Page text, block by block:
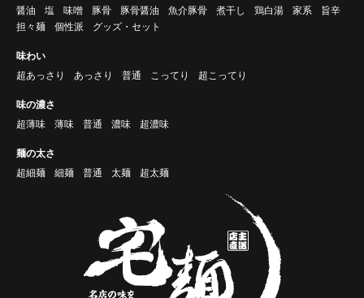
醤油
塩 味噌 豚骨 豚骨醤油 魚介豚骨 煮干し 鶏白湯 家系
旨辛
担々麺
個性派 グッズ・セット
味わい
超あっさり
あっさり 普通 こってり 超こってり
味の濃さ
超薄味
薄味 普通 濃味 超濃味
麺の太さ
超細麺
細麺 普通 太麺 超太麺